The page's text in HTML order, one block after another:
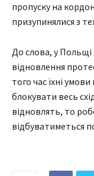
пропуску на
призупинялися з
До слова, у
відновлення
того час їхні
блокувати весь
відновлять, то
відбуватиметься